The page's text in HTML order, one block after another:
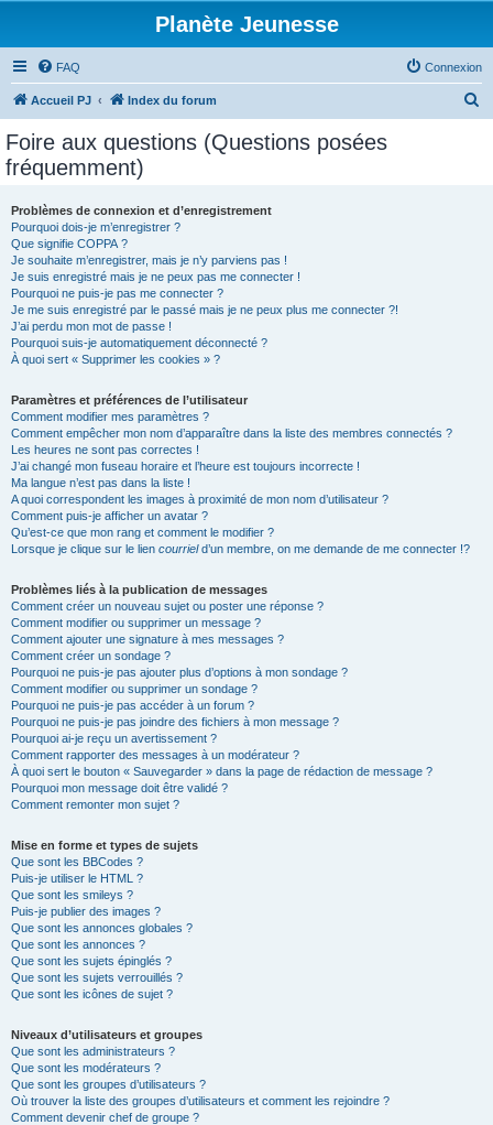
Planète Jeunesse
FAQ Connexion
Accueil PJ Index du forum
Foire aux questions (Questions posées
fréquemment)
Problèmes de connexion et d’enregistrement
Pourquoi dois-je m’enregistrer ?
Que signifie COPPA ?
Je souhaite m’enregistrer, mais je n’y parviens pas !
Je suis enregistré mais je ne peux pas me connecter !
Pourquoi ne puis-je pas me connecter ?
Je me suis enregistré par le passé mais je ne peux plus me connecter ?!
J’ai perdu mon mot de passe !
Pourquoi suis-je automatiquement déconnecté ?
À quoi sert « Supprimer les cookies » ?
Paramètres et préférences de l’utilisateur
Comment modifier mes paramètres ?
Comment empêcher mon nom d’apparaître dans la liste des membres connectés ?
Les heures ne sont pas correctes !
J’ai changé mon fuseau horaire et l’heure est toujours incorrecte !
Ma langue n’est pas dans la liste !
A quoi correspondent les images à proximité de mon nom d’utilisateur ?
Comment puis-je afficher un avatar ?
Qu’est-ce que mon rang et comment le modifier ?
Lorsque je clique sur le lien courrield’un membre, on me demande de me connecter !?
Problèmes liés à la publication de messages
Comment créer un nouveau sujet ou poster une réponse ?
Comment modifier ou supprimer un message ?
Comment ajouter une signature à mes messages ?
Comment créer un sondage ?
Pourquoi ne puis-je pas ajouter plus d’options à mon sondage ?
Comment modifier ou supprimer un sondage ?
Pourquoi ne puis-je pas accéder à un forum ?
Pourquoi ne puis-je pas joindre des fichiers à mon message ?
Pourquoi ai-je reçu un avertissement ?
Comment rapporter des messages à un modérateur ?
À quoi sert le bouton « Sauvegarder » dans la page de rédaction de message ?
Pourquoi mon message doit être validé ?
Comment remonter mon sujet ?
Mise en forme et types de sujets
Que sont les BBCodes ?
Puis-je utiliser le HTML ?
Que sont les smileys ?
Puis-je publier des images ?
Que sont les annonces globales ?
Que sont les annonces ?
Que sont les sujets épinglés ?
Que sont les sujets verrouillés ?
Que sont les icônes de sujet ?
Niveaux d’utilisateurs et groupes
Que sont les administrateurs ?
Que sont les modérateurs ?
Que sont les groupes d’utilisateurs ?
Où trouver la liste des groupes d’utilisateurs et comment les rejoindre ?
Comment devenir chef de groupe ?